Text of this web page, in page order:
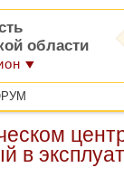
области
в